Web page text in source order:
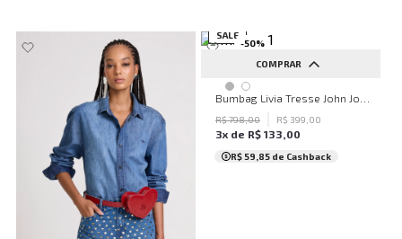
SALE
-50%
COMPRAR
UN
R$798,00 R$ 399 00
3x de R$ 133,00
R$ 59,85 de Cashback